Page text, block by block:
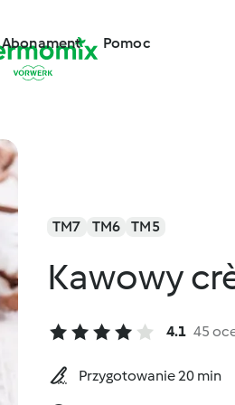
Abonament Pomoc
TM7 TM6 TM5
Kawowy
4.1 45
Przygotowanie 20 min